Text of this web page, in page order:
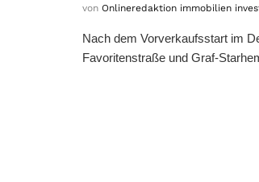
von Onlineredaktion immobilien
Nach dem Vorverkaufsstart im
Favoritenstraße und Graf-